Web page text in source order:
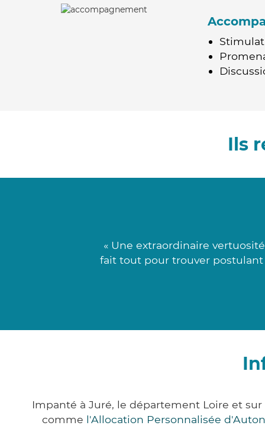
Ils
« Une extraordinaire
fait tout pour trouver postulant
Impanté à Juré, le département Loire et
comme l'Allocation Personnalisée